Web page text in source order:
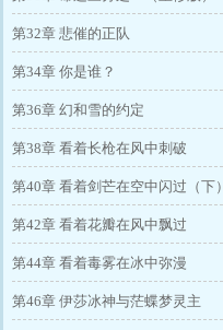
第32章 悲催的正队
第34章 你是谁？
第36章 幻和雪的约定
第38章 看着长枪在风中刺破
第40章 看着剑芒在空中闪过（下）
第42章 看着花瓣在风中飘过
第44章 看着毒雾在冰中弥漫
第46章 伊莎冰神与茫蝶梦灵主